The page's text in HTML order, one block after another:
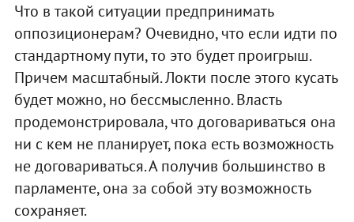
Что в такой ситуации предпринимать
оппозиционерам? Очевидно, что если идти по
стандартному пути, то это будет проигрыш.
Причем масштабный. Локти после этого кусать
будет можно, но бессмысленно. Власть
продемонстрировала, что договариваться она
ни с кем не планирует, пока есть возможность
не договариваться. А получив большинство в
парламенте, она за собой эту возможность
сохраняет.